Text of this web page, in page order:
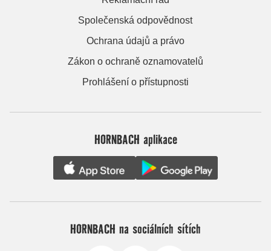
Společenská odpovědnost
Ochrana údajů a právo
Zákon o ochraně oznamovatelů
Prohlášení o přístupnosti
HORNBACH aplikace
HORNBACH na sociálních sítích